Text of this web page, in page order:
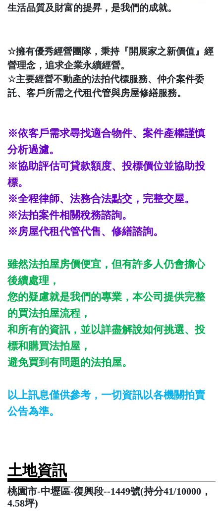
生活品質及財富的提昇，是我們的成就。
☆擁有優秀經營團隊，秉持『開展家之新價值』經
營理念，追求企業永續經營。
☆主要經營不動產的法拍代標服務、仲介案件委
託、客戶所需之代租代管與房屋修繕服務。
※依客戶需求尋找適合物件、案件產權謹慎
分析過濾。
※協助評估可貸款額度、投標價位並協助投
標。
※全程律師、法務合法點交，完整交屋。
※法拍案件相關稅務諮詢。
※房屋代租代管代售、修繕諮詢。
雖然法拍屋房價便宜，但有許多人仍會擔心
後續處理，
您的疑慮就是我們的專業，本公司提供完整
的買法拍屋流程，
和所有的資訊，並以詳盡解說如何挑選、投
標和購買法拍屋，
避免買到有問題的法拍屋。
以上訊息僅供參考，一切資訊以各機關拍賣
公告為準。
土地資訊
桃園市-中壢區-復興段--1449號(持分41/10000，
4.58坪)